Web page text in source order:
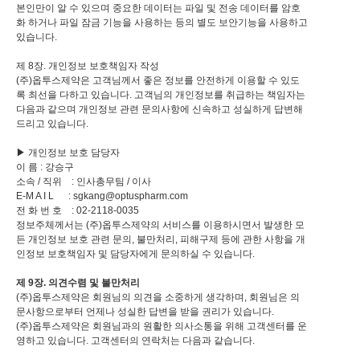
본인만이 알 수 있으며 중요한 데이터는 파일 및 전송 데이터를 암호
화 하거나 파일 잠금 기능을 사용하는 등의 별도 보안기능을 사용하고
있습니다.
제 8장. 개인정보 보호책임자 작성
(주)옵투스제약은 고객님께서 좋은 정보를 안전하게 이용할 수 있도
록 최선을 다하고 있습니다. 고객님의 개인정보를 취급하는 책임자는
다음과 같으며 개인정보 관련 문의사항에 신속하고 성실하게 답변해
드리고 있습니다.
▶ 개인정보 보호 담당자
이 름 : 강승구
소속 / 직위 : 인사총무팀 / 이사
E-M A I L : sgkang@optuspharm.com
전 화 번 호 : 02-2118-0035
정보주체께서는 (주)옵투스제약의 서비스를 이용하시면서 발생한 모
든 개인정보 보호 관련 문의, 불만처리, 피해구제 등에 관한 사항을 개
인정보 보호책임자 및 담당자에게 문의하실 수 있습니다.
제 9장. 의견수렴 및 불만처리
(주)옵투스제약은 회원님의 의견을 소중하게 생각하며, 회원님은 의
문사항으로부터 언제나 성실한 답변을 받을 권리가 있습니다.
(주)옵투스제약은 회원님과의 원활한 의사소통을 위해 고객센터를 운
영하고 있습니다. 고객센터의 연락처는 다음과 같습니다.